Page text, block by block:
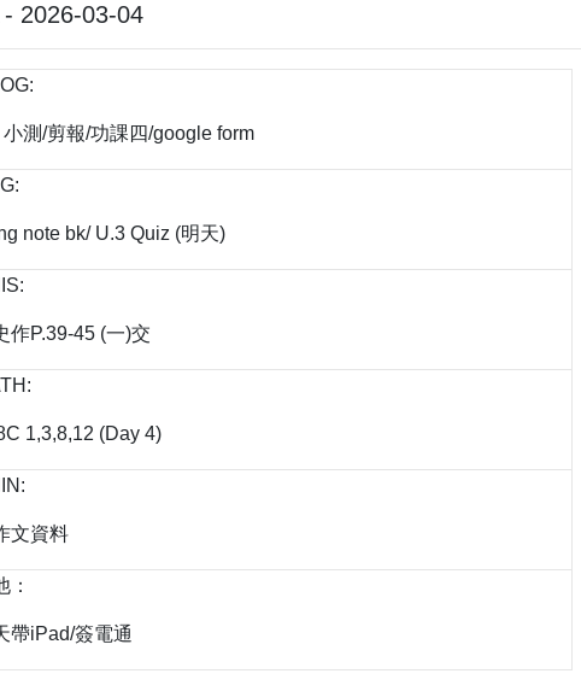
- 2026-03-04
小測/剪報/功課四/google form
note bk/ U.3 Quiz (明天)
作P.39-45 (一)交
1,3,8,12 (Day 4)
文資料
：
帶iPad/簽電通